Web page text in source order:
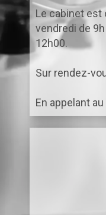
Le cabinet est
vendredi de
12h00.
Sur rendez-
En appelant